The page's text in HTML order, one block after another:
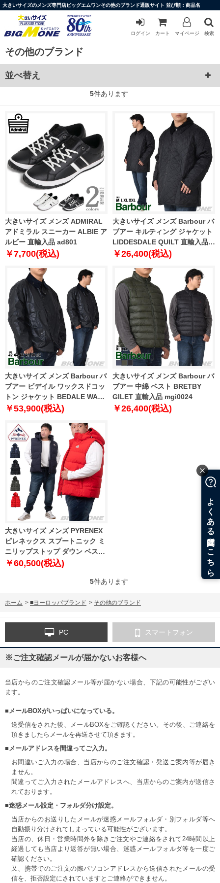
大きいサイズのメンズ専門店ビッグエムワンその他のブランド通販サイト 並び順：商品名
ログイン カート マイページ 検索
その他のブランド
並べ替え
5件あります
大きいサイズ メンズ ADMIRAL
アドミラル スニーカー ALBIE ア
ルビー 直輸入品 ad801
￥7,700(税込)
大きいサイズ メンズ Barbour バ
ブアー キルティング ジャケット
LIDDESDALE QUILT 直輸入品
mqu0001
￥26,400(税込)
大きいサイズ メンズ Barbour バ
ブアー ビデイル ワックスドコッ
トン ジャケット BEDALE WAX
JACKET 直輸入品 mwx0018
￥53,900(税込)
大きいサイズ メンズ Barbour バ
ブアー 中綿 ベスト BRETBY
GILET 直輸入品 mgi0024
￥26,400(税込)
大きいサイズ メンズ PYRENEX
ピレネックス スプートニック ミ
ニリップストップ ダウン ベスト
SPOUTNIC MINI RIPSTOP
￥60,500(税込)
5件あります
ホーム > ■ヨーロッパブランド > その他のブランド
PC スマートフォン
※ご注文確認メールが届かないお客様へ
当店からのご注文確認メール等が届かない場合、下記の可能性がござい
ます。
■メールBOXがいっぱいになっている。
送受信をされた後、メールBOXをご確認ください。その後、ご連絡を
頂きましたらメールを再送させて頂きます。
■メールアドレスを間違ってご入力。
お間違いご入力の場合、当店からのご注文確認・発送ご案内等が届き
ません。
間違ってご入力されたメールアドレスへ、当店からのご案内が送信さ
れております。
■迷惑メール設定・フォルダ分け設定。
当店からのお送りしたメールが迷惑メールフォルダ・別フォルダ等へ
自動振り分けされてしまっている可能性がございます。
当店の、休日・営業時間外を除きご注文やご連絡をされて24時間以上
経過しても当店より返答が無い場合、迷惑メールフォルダ等を一度ご
確認ください。
又、携帯でのご注文の際パソコンアドレスから送信されたメールの受
信を、拒否設定にされていますとご連絡ができません。